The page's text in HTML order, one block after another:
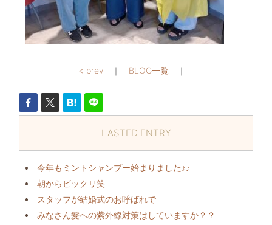
< prev｜ BLOG一覧｜
LASTED ENTRY
今年もミントシャンプー始まりました♪♪
朝からビックリ️笑
スタッフが結婚式のお呼ばれで
みなさん髪への紫外線対策はしていますか？？